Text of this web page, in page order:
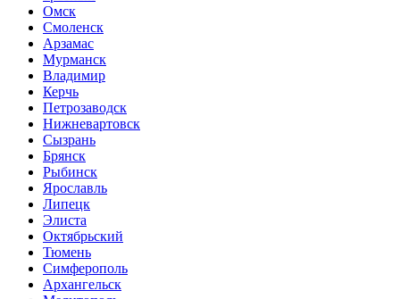
Омск
Смоленск
Арзамас
Мурманск
Владимир
Керчь
Петрозаводск
Нижневартовск
Сызрань
Брянск
Рыбинск
Ярославль
Липецк
Элиста
Октябрьский
Тюмень
Симферополь
Архангельск